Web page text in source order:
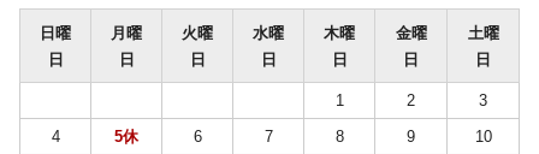
日曜
日
月曜
日
火曜
日
水曜
日
木曜
日
金曜
日
土曜
日
1 2
3
4
5休 6 7 8 9
10